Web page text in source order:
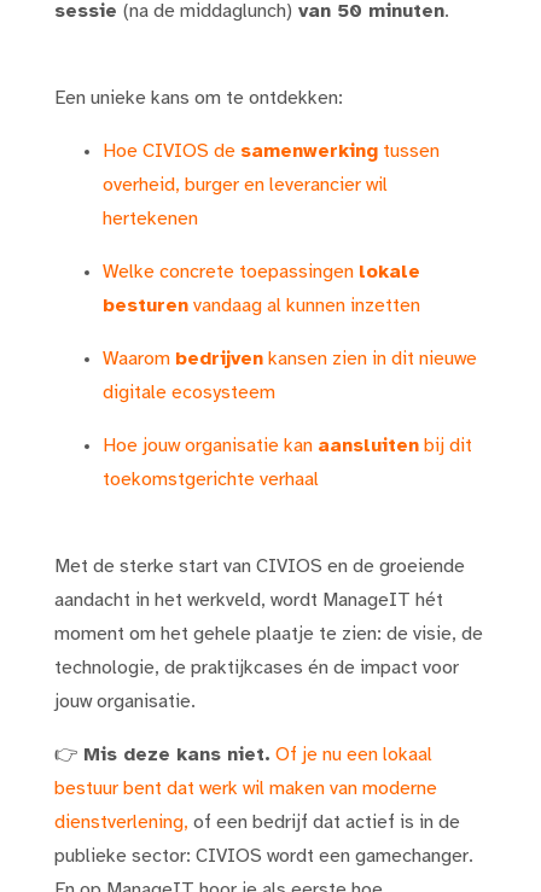
sessie (na de middaglunch) van 50 minuten.
Een unieke kans om te ontdekken:
Hoe CIVIOS de samenwerking tussen
overheid, burger en leverancier wil
hertekenen
Welke concrete toepassingen lokale
besturen vandaag al kunnen inzetten
Waarom bedrijven kansen zien in dit nieuwe
digitale ecosysteem
Hoe jouw organisatie kan aansluiten bij dit
toekomstgerichte verhaal
Met de sterke start van CIVIOS en de groeiende
aandacht in het werkveld, wordt ManageIT hét
moment om het gehele plaatje te zien: de visie, de
technologie, de praktijkcases én de impact voor
jouw organisatie.
👉 Mis deze kans niet. Of je nu een lokaal
bestuur bent dat werk wil maken van moderne
dienstverlening, of een bedrijf dat actief is in de
publieke sector: CIVIOS wordt een gamechanger.